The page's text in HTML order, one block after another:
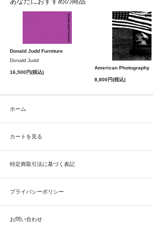
Donald Judd Furniture
Donald Judd
16,500円(税込)
American Photography
8,800円(税込)
ホーム
カートを見る
特定商取引法に基づく表記
プライバシーポリシー
お問い合わせ